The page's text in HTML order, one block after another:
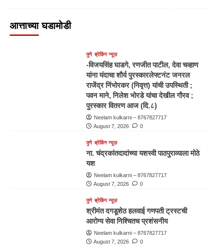
पुणे ब्रेकिंग न्यूज़
‘विनायकी’ विनायक निम्हण शिष्यवृत्ती म्हणजे समाज
घडवणारी योजना : पद्मविभूषण डॉ. शां. ब.
मुजुमदार
आत्ताच्या घडामोडी
Neelam kulkarni – 8767827717
पुणे ब्रेकिंग न्यूज़
-विजयसिंह घाडगे, रणजीत पाटील, देवा चव्हाण
यांना यंदाचा शौर्य पुरस्कारलेफ्टनंट जनरल
राजेंद्र निंभोरकर (निवृत्त) यांची उपस्थिती ;
पवन माने, निलेश भोरडे यांचा देखील गौरव ;
पुरस्कार वितरण आज (दि.८)
Neelam kulkarni – 8767827717
August 7, 2026
0
पुणे ब्रेकिंग न्यूज़
ना. चंद्रकांतदादांच्या यशस्वी पाठपुराव्याला मोठे
यश
Neelam kulkarni – 8767827717
August 7, 2026
0
पुणे ब्रेकिंग न्यूज़
श्रीमंत दगडूशेठ हलवाई गणपती ट्रस्टची
आरोग्य सेवा निश्चितच प्रशंसनीय
Neelam kulkarni – 8767827717
August 7, 2026
0